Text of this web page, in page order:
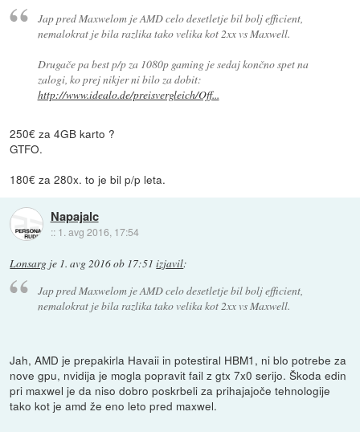
Jap pred Maxwelom je AMD celo desetletje bil bolj efficient,
nemalokrat je bila razlika tako velika kot 2xx vs Maxwell.
Drugače pa best p/p za 1080p gaming je sedaj končno spet na
zalogi, ko prej nikjer ni bilo za dobit:
http://www.idealo.de/preisvergleich/Off...
250€ za 4GB karto ?
GTFO.
180€ za 280x. to je bil p/p leta.
Napajalc
:: 1. avg 2016, 17:54
Lonsarg je 1. avg 2016 ob 17:51 izjavil:
Jap pred Maxwelom je AMD celo desetletje bil bolj efficient,
nemalokrat je bila razlika tako velika kot 2xx vs Maxwell.
Jah, AMD je prepakirla Havaii in potestiral HBM1, ni blo potrebe za
nove gpu, nvidija je mogla popravit fail z gtx 7x0 serijo. Škoda edin
pri maxwel je da niso dobro poskrbeli za prihajajoče tehnologije
tako kot je amd že eno leto pred maxwel.